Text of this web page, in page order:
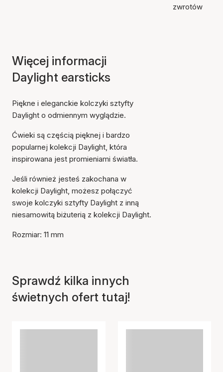
zwrotów
Więcej informacji
Daylight earsticks
Piękne i eleganckie kolczyki sztyfty
Daylight o odmiennym wyglądzie.
Ćwieki są częścią pięknej i bardzo
popularnej kolekcji Daylight, która
inspirowana jest promieniami światła.
Jeśli również jesteś zakochana w
kolekcji Daylight, możesz połączyć
swoje kolczyki sztyfty Daylight z inną
niesamowitą biżuterią z kolekcji Daylight.
Rozmiar: 11 mm
Sprawdź kilka innych
świetnych ofert tutaj!